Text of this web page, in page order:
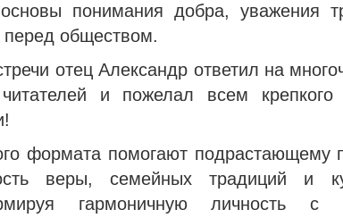
понимания добра, уважения
перед обществом.
отец Александр ответил на
и пожелал всем крепкого
формата помогают подрастающему
веры, семейных традиций и
гармоничную личность с